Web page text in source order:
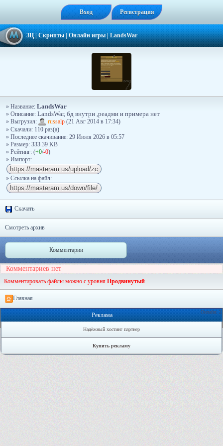
Вход Регистрация
ЗЦ|Скрипты|Онлайн игры|LandsWar
» Название: LandsWar
» Описание: LandsWar, бд внутри ,реадми и примера нет
» Выгрузил:
russalp (21 Авг 2014 в 17:34)
» Скачали: 110 раз(a)
» Последнее скачивание: 29 Июля 2026 в 05:57
» Размер: 333.39 KB
» Рейтинг: (+0/-0)
» Импорт:
» Ссылка на файл:
Скачать
Смотреть архив
Комментарии
Комментариев нет
Комментировать файлы можно с уровня Продвинутый
Главная
Онлайн: 2
Реклама
Надёжный хостинг партнер
Купить рекламу